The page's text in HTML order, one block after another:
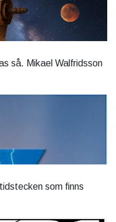
så. Mikael Walfridsson
som finns